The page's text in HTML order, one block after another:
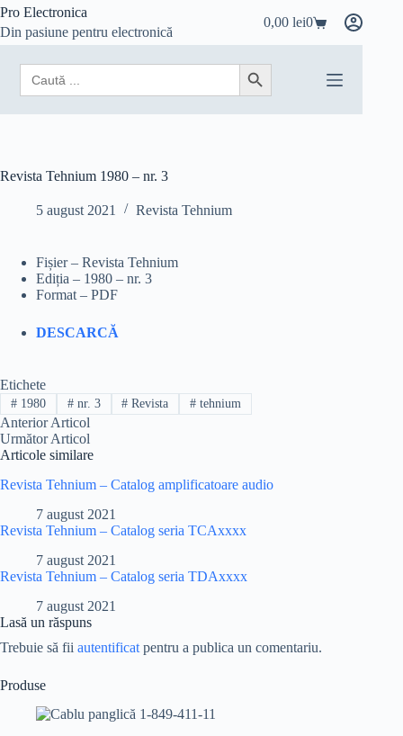
Sari
conținut
Pro Electronica
Din pasiune pentru electronică
Coș
de
cumpărături
0,00lei0
Search
for:
Search Button
Revista Tehnium 1980 – nr. 3
5 august 2021 Revista Tehnium
Fișier – Revista Tehnium
Ediția – 1980 – nr. 3
Format – PDF
DESCARCĂ
Etichete
#1980 #nr. 3 # Revista # tehnium
AnteriorArticol
UrmătorArticol
Articole similare
Revista Tehnium – Catalog amplificatoare audio
7 august 2021
Revista Tehnium – Catalog seria TCAxxxx
7 august 2021
Revista Tehnium – Catalog seria TDAxxxx
7 august 2021
Lasă un răspuns
Trebuie să fii autentificat pentru a publica un comentariu.
Produse